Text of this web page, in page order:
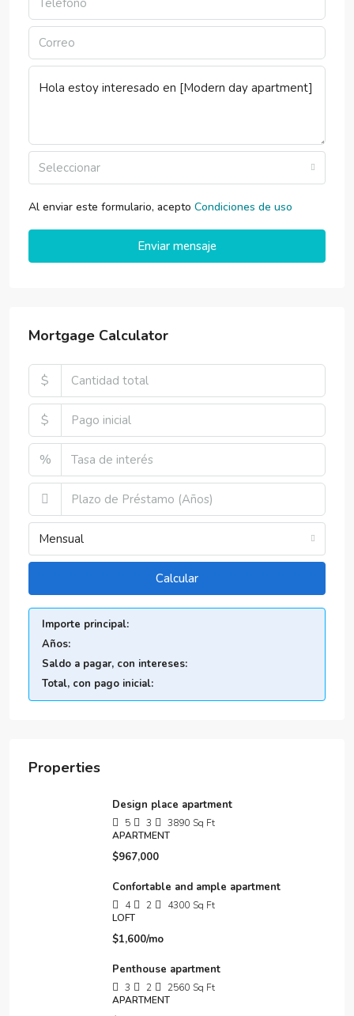
Seleccionar
Al enviar este formulario, acepto Condiciones de uso
Enviar mensaje
Mortgage Calculator
$
$
%
Mensual
Calcular
Importe principal:
Años:
Saldo a pagar, con intereses:
Total, con pago inicial:
Properties
Design place apartment
5 3 3890 Sq Ft
APARTMENT
$967,000
Confortable and ample apartment
4 2 4300 Sq Ft
LOFT
$1,600/mo
Penthouse apartment
3 2 2560 Sq Ft
APARTMENT